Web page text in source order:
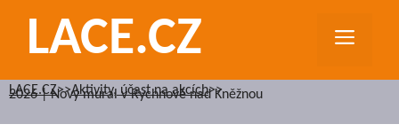
obsahLACE.CZ
LACE.CZ>>Aktivity, účast na akcích>>
2026 | Nový mural v Rychnově nad Kněžnou